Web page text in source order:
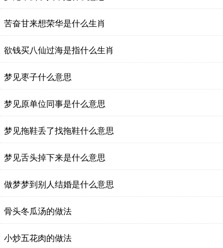
苦奋甘来想荣华是什么生肖
欲钱买八仙过海是指什么生肖
梦见枣子什么意思
梦见原单位同事是什么意思
梦见拖鞋丢了找拖鞋什么意思
梦见舌头掉下来是什么意思
做梦梦到别人结婚是什么意思
骨头冬瓜汤的做法
小炒五花肉的做法